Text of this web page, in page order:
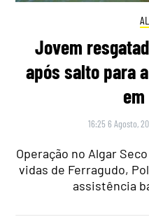
Jovem
após salto para
em
16:25 6 Agosto,
Operação no Algar
vidas de Ferragudo,
assistência